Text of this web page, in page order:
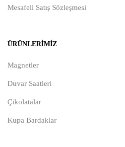
Mesafeli Satış Sözleşmesi
ÜRÜNLERIMIZ
Magnetler
Duvar Saatleri
Çikolatalar
Kupa Bardaklar